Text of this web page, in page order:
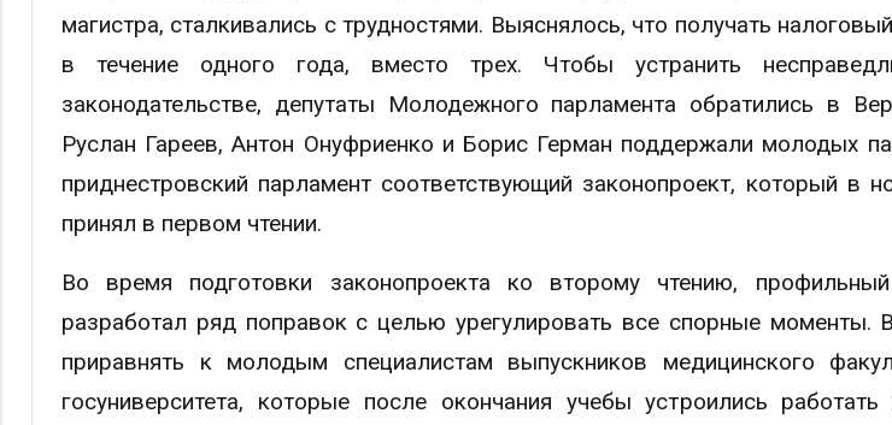
магистра, сталкивались с трудностями. Выяснялось, что получать
в течение одного года, вместо трех. Чтобы устранить
законодательстве, депутаты Молодежного парламента обратились в
Руслан Гареев, Антон Онуфриенко и Борис Герман поддержали молодых
приднестровский парламент соответствующий законопроект, который в
принял в первом чтении.
Во время подготовки законопроекта ко второму чтению, профильный
разработал ряд поправок с целью урегулировать все спорные моменты.
приравнять к молодым специалистам выпускников медицинского
госуниверситета, которые после окончания учебы устроились